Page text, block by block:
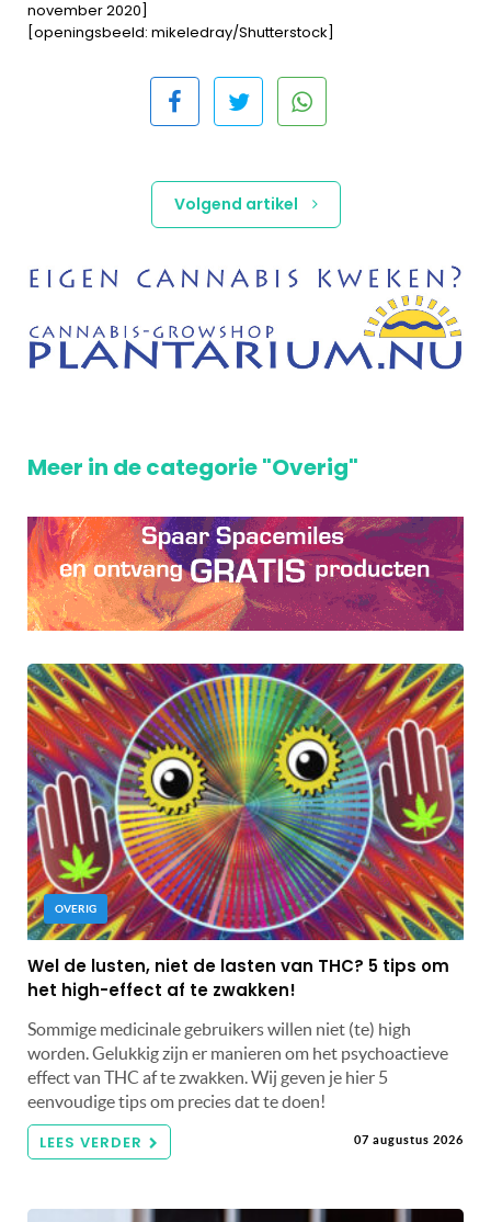
november 2020]
[openingsbeeld: mikeledray/Shutterstock]
Volgend artikel
Meer in de categorie "Overig"
OVERIG
Wel de lusten, niet de lasten van THC? 5 tips om
het high-effect af te zwakken!
Sommige medicinale gebruikers willen niet (te) high
worden. Gelukkig zijn er manieren om het psychoactieve
effect van THC af te zwakken. Wij geven je hier 5
eenvoudige tips om precies dat te doen!
LEES VERDER 07 augustus 2026